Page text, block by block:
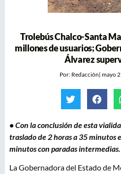
Trolebús Chalco-Santa
millones de usuarios;
Álvarez
Por:Redacción| mayo
•Con la conclusión de esta
traslado de 2 horas a 35 minutos
minutos con paradas intermedias.
La Gobernadora del Estado de